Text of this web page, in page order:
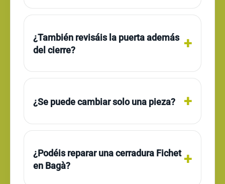
¿También revisáis la puerta además
del cierre?
¿Se puede cambiar solo una pieza?
¿Podéis reparar una cerradura Fichet
en Bagà?